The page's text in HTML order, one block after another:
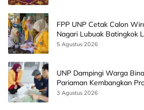
FPP UNP Cetak Calon
Nagari Lubuak Batingkok
5 Agustus 2026
UNP Dampingi Warga
Pariaman Kembangkan
AI
3 Agustus 2026